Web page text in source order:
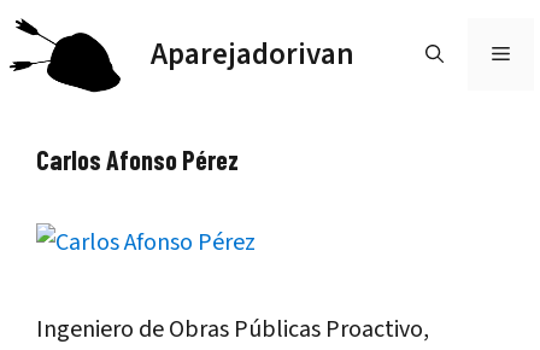
Saltar
al
contenido
Aparejadorivan
Carlos Afonso Pérez
Ingeniero de Obras Públicas Proactivo,